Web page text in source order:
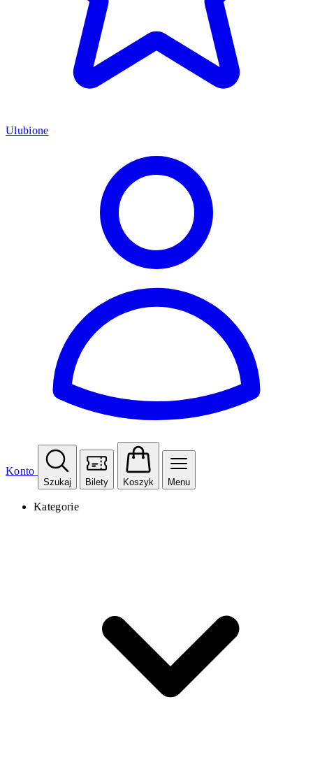
Ulubione
Konto
Szukaj Bilety Koszyk Menu
Kategorie